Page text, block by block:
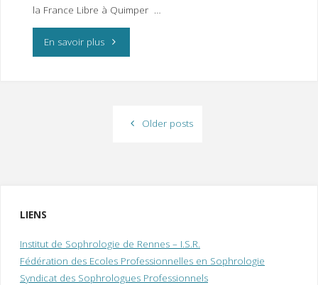
à
19h
la France Libre à Quimper …
En savoir plus"Cours
du
stress
Older posts
LIENS
Institut de Sophrologie de Rennes – I.S.R.
Fédération des Ecoles Professionnelles en Sophrologie
Syndicat des Sophrologues Professionnels